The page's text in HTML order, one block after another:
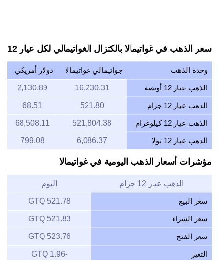
سعر الذهب في غواتيمالا بالكتزال الغواتيمالي لكل عيار 12
وحدة الذهب جواتيمالي غواتيمالا دولار أمريكي
الذهب عيار 12 أونصة 16,230.31
2,130.89
الذهب عيار 12 جرام 521.80
68.51
الذهب عيار 12 كيلوغرام 521,804.38
68,508.11
الذهب عيار 12 تولا 6,086.37
799.08
مؤشرات أسعار الذهب اليومية في غواتيمالا
الذهب عيار 12 جرام اليوم
سعر البيع 521.78 GTQ
سعر الشراء 521.83 GTQ
سعر الفتح 523.76 GTQ
التغير -1.96 GTQ